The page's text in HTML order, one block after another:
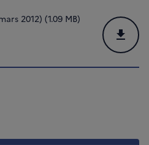
2012) (1.09 MB)